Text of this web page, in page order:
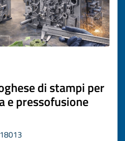
di stampi per
e pressofusione